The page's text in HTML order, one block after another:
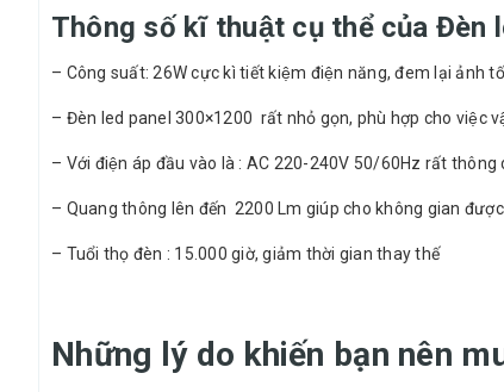
Thông số kĩ thuật cụ thể của Đèn
– Công suất: 26W cực kì tiết kiệm điện năng, đem lại ảnh
– Đèn led panel 300×1200 rất nhỏ gọn, phù hợp cho việc
– Với điện áp đầu vào là : AC 220-240V 50/60Hz rất
– Quang thông lên đến 2200 Lm giúp cho không gian
– Tuổi thọ đèn : 15.000 giờ, giảm thời gian thay thế
Những lý do khiến bạn nên